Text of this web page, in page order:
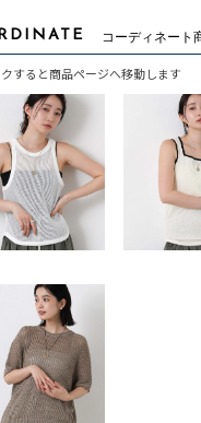
コーディネート
すると商品ページへ移動します